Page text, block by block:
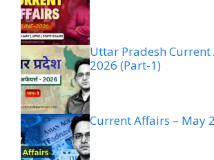
Uttar Pradesh Current
2026 (Part-1)
Current Affairs – May